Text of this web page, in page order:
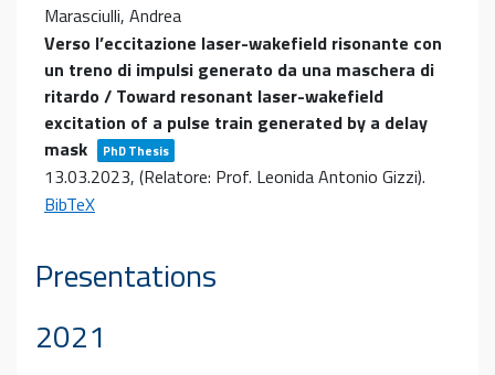
Marasciulli, Andrea
Verso l’eccitazione laser-wakefield risonante con
un treno di impulsi generato da una maschera di
ritardo / Toward resonant laser-wakefield
excitation of a pulse train generated by a delay
mask
PhD Thesis
13.03.2023, (Relatore: Prof. Leonida Antonio Gizzi).
BibTeX
Presentations
2021